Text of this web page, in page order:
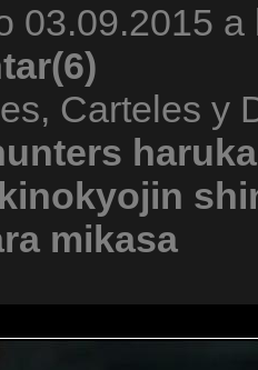
03.09.2015 a
Carteles y
mikasa